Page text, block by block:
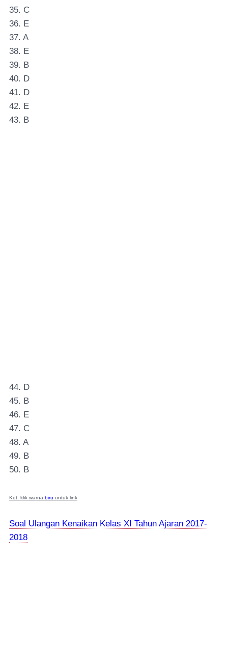
35. C
36. E
37. A
38. E
39. B
40. D
41. D
42. E
43. B
44. D
45. B
46. E
47. C
48. A
49. B
50. B
Ket. klik warna biru untuk link
Soal Ulangan Kenaikan Kelas XI Tahun Ajaran 2017-
2018